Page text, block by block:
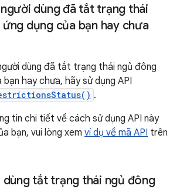
dùng đã tắt trạng thái
dụng của bạn hay chưa
dùng đã tắt trạng thái ngủ đông
hay chưa, hãy sử dụng API
.
tin chi tiết về cách sử dụng API này
bạn, vui lòng xem ví dụ về mã API trên
dùng tắt trạng thái ngủ đông